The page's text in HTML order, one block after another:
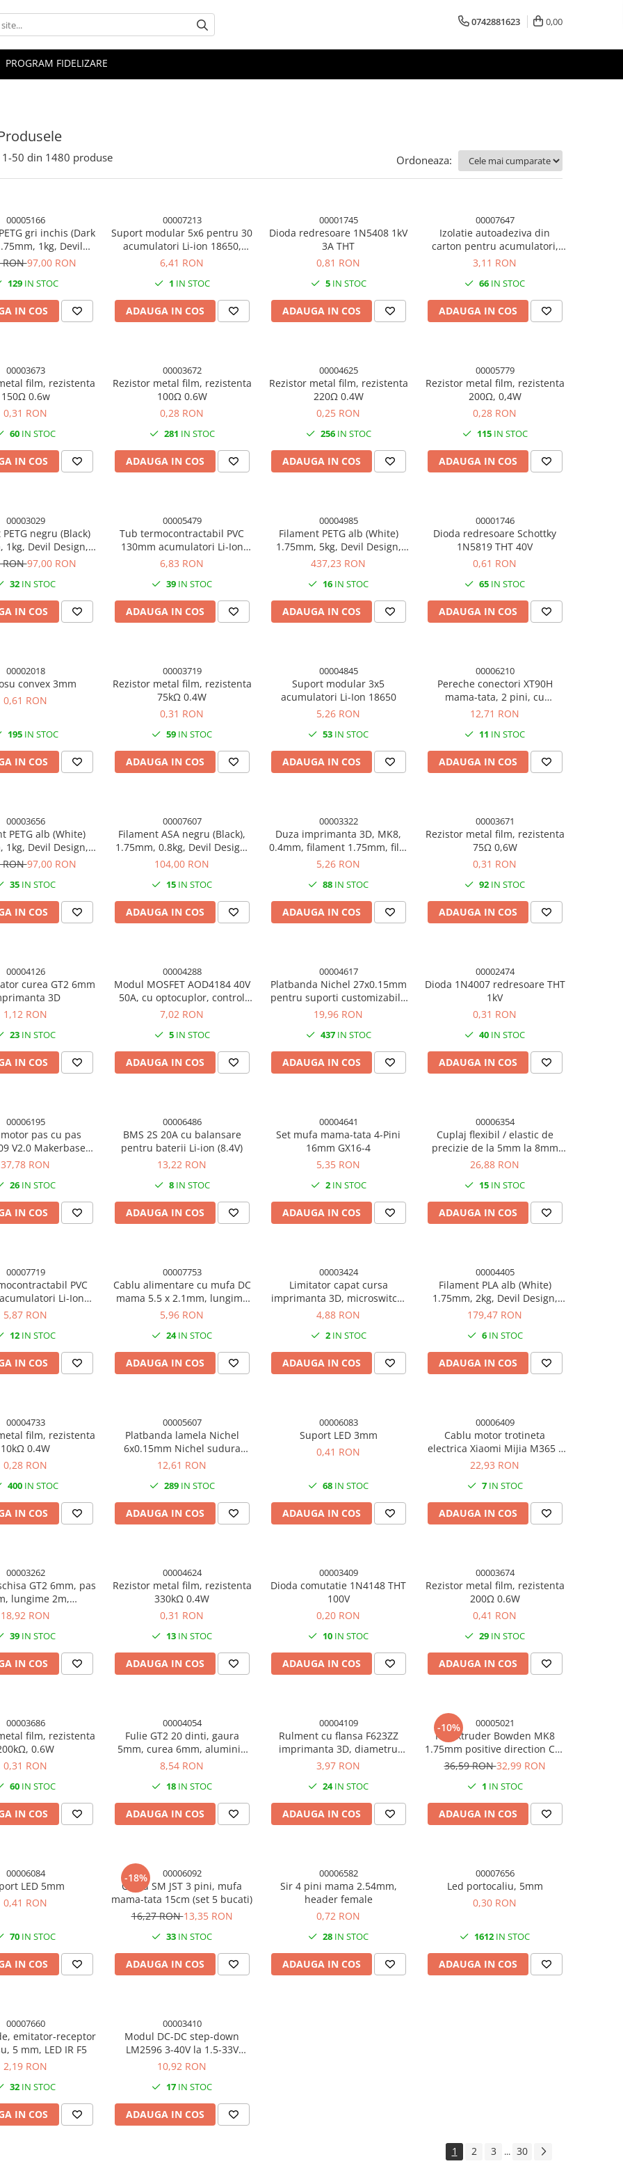
0742881623 0,00
PROGRAM FIDELIZARE
1-50 din 1480 produse Ordoneaza:
00005166
gri inchis (Dark
1kg, Devil
imprimanta 3D
RON97,00 RON
129IN STOC
IN COS
00007213
Suport modular 5x6 pentru 30
acumulatori Li-ion 18650,
negru
6,41 RON
1 IN STOC
ADAUGA IN COS
00001745
Dioda redresoare 1N5408 1kV
3A THT
0,81 RON
5IN STOC
ADAUGA IN COS
00007647
Izolatie autoadeziva din
carton pentru acumulatori,
65mm latime, 200mm lungime
3,11 RON
66 IN STOC
ADAUGA IN COS
00003673
film, rezistenta
150Ω 0.6w
0,31 RON
60 IN STOC
IN COS
00003672
Rezistor metal film, rezistenta
100Ω 0.6W
0,28 RON
281 IN STOC
ADAUGA IN COS
00004625
Rezistor metal film, rezistenta
220Ω 0.4W
0,25 RON
256IN STOC
ADAUGA IN COS
00005779
Rezistor metal film, rezistenta
200Ω, 0,4W
0,28 RON
115IN STOC
ADAUGA IN COS
00003029
negru (Black)
1kg, Devil Design,
3D
RON97,00 RON
32 IN STOC
IN COS
00005479
Tub termocontractabil PVC
130mm acumulatori Li-Ion
18650, 50cm
6,83 RON
39 IN STOC
ADAUGA IN COS
00004985
Filament PETG alb (White)
1.75mm, 5kg, Devil Design,
imprimanta 3D
437,23 RON
16 IN STOC
ADAUGA IN COS
00001746
Dioda redresoare Schottky
1N5819 THT 40V
0,61 RON
65 IN STOC
ADAUGA IN COS
00002018
convex 3mm
0,61 RON
195IN STOC
IN COS
00003719
Rezistor metal film, rezistenta
75kΩ 0.4W
0,31 RON
59 IN STOC
ADAUGA IN COS
00004845
Suport modular 3x5
acumulatori Li-Ion 18650
5,26 RON
53 IN STOC
ADAUGA IN COS
00006210
Pereche conectori XT90H
mama-tata, 2 pini, cu
protectie, 40A
12,71 RON
11 IN STOC
ADAUGA IN COS
00003656
PETG alb (White)
1kg, Devil Design,
3D
RON97,00 RON
35 IN STOC
IN COS
00007607
Filament ASA negru (Black),
1.75mm, 0.8kg, Devil Design,
imprimanta 3D
104,00 RON
15 IN STOC
ADAUGA IN COS
00003322
Duza imprimanta 3D, MK8,
0.4mm, filament 1.75mm, filet
M6, alama
5,26 RON
88 IN STOC
ADAUGA IN COS
00003671
Rezistor metal film, rezistenta
75Ω 0,6W
0,31 RON
92 IN STOC
ADAUGA IN COS
00004126
curea GT2 6mm
3D
1,12 RON
23 IN STOC
IN COS
00004288
Modul MOSFET AOD4184 40V
50A, cu optocuplor, control
PWM 3V/5V
7,02 RON
5IN STOC
ADAUGA IN COS
00004617
Platbanda Nichel 27x0.15mm
pentru suporti customizabili,
1m 18650
19,96 RON
437IN STOC
ADAUGA IN COS
00002474
Dioda 1N4007 redresoare THT
1kV
0,31 RON
40 IN STOC
ADAUGA IN COS
00006195
pas cu pas
V2.0 Makerbase
UART, cu radiator
37,78 RON
26 IN STOC
IN COS
00006486
BMS 2S 20A cu balansare
pentru baterii Li-ion (8.4V)
13,22 RON
8IN STOC
ADAUGA IN COS
00004641
Set mufa mama-tata 4-Pini
16mm GX16-4
5,35 RON
2IN STOC
ADAUGA IN COS
00006354
Cuplaj flexibil / elastic de
precizie de la 5mm la 8mm
imprimanta 3D
26,88 RON
15 IN STOC
ADAUGA IN COS
00007719
PVC
Li-Ion
18650, 50cm
5,87 RON
12 IN STOC
IN COS
00007753
Cablu alimentare cu mufa DC
mama 5.5 x 2.1mm, lungime
totala 30cm, 18AWG
5,96 RON
24IN STOC
ADAUGA IN COS
00003424
Limitator capat cursa
imprimanta 3D, microswitch,
cablu 2 pini 70cm
4,88 RON
2IN STOC
ADAUGA IN COS
00004405
Filament PLA alb (White)
1.75mm, 2kg, Devil Design,
imprimanta 3D
179,47 RON
6IN STOC
ADAUGA IN COS
00004733
film, rezistenta
10kΩ 0.4W
0,28 RON
400IN STOC
IN COS
00005607
Platbanda lamela Nichel
6x0.15mm Nichel sudura
puncte acumulator
12,61 RON
289IN STOC
ADAUGA IN COS
00006083
Suport LED 3mm
0,41 RON
68 IN STOC
ADAUGA IN COS
00006409
Cablu motor trotineta
electrica Xiaomi Mijia M365 /
M365 Pro / Pro 2 / 1S
22,93 RON
7IN STOC
ADAUGA IN COS
00003262
GT2 6mm, pas
lungime 2m,
3D
18,92 RON
39 IN STOC
IN COS
00004624
Rezistor metal film, rezistenta
330kΩ 0.4W
0,31 RON
13 IN STOC
ADAUGA IN COS
00003409
Dioda comutatie 1N4148 THT
100V
0,20 RON
10 IN STOC
ADAUGA IN COS
00003674
Rezistor metal film, rezistenta
200Ω 0.6W
0,41 RON
29 IN STOC
ADAUGA IN COS
00003686
film, rezistenta
0.6W
0,31 RON
60 IN STOC
IN COS
00004054
Fulie GT2 20 dinti, gaura
5mm, curea 6mm, aluminiu
7075, imprimanta 3D
8,54 RON
18 IN STOC
ADAUGA IN COS
00004109
Rulment cu flansa F623ZZ
imprimanta 3D, diametru
interior 2mm
3,97 RON
24IN STOC
ADAUGA IN COS
-10% 00005021
Kit extruder Bowden MK8
1.75mm positive direction CR-
7/CR-8/CR10 partea dreapta
36,59 RON32,99 RON
1 IN STOC
ADAUGA IN COS
00006084
LED 5mm
0,41 RON
70 IN STOC
IN COS
-18% 00006092
Cablu SM JST 3 pini, mufa
mama-tata 15cm (set 5 bucati)
16,27 RON13,35 RON
33 IN STOC
ADAUGA IN COS
00006582
Sir 4 pini mama 2.54mm,
header female
0,72 RON
28 IN STOC
ADAUGA IN COS
00007656
Led portocaliu, 5mm
0,30 RON
1612 IN STOC
ADAUGA IN COS
00007660
emitator-receptor
5 mm, LED IR F5
2,19 RON
32 IN STOC
IN COS
00003410
Modul DC-DC step-down
LM2596 3-40V la 1.5-33V
ajustabil
10,92 RON
17 IN STOC
ADAUGA IN COS
1 2 3 ... 30